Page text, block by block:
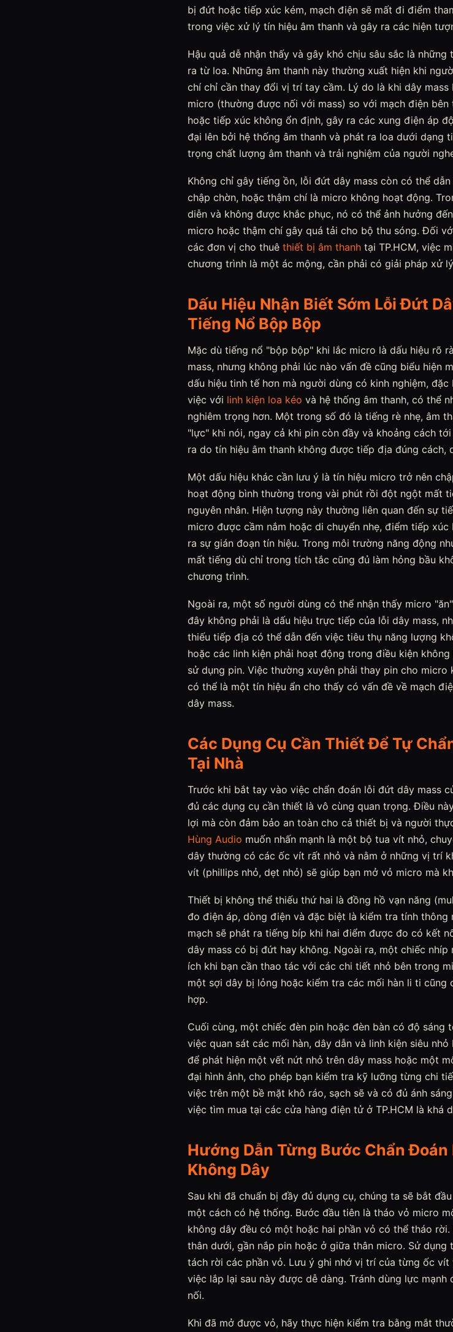
bị đứt hoặc tiếp xúc kém, mạch điện sẽ mất đi điểm
trong việc xử lý tín hiệu âm thanh và gây ra các hiện
Hậu quả dễ nhận thấy và gây khó chịu sâu sắc là
ra từ loa. Những âm thanh này thường xuất hiện khi
chí chỉ cần thay đổi vị trí tay cầm. Lý do là khi dây
micro (thường được nối với mass) so với mạch điện
hoặc tiếp xúc không ổn định, gây ra các xung điện áp
đại lên bởi hệ thống âm thanh và phát ra loa dưới dạng
trọng chất lượng âm thanh và trải nghiệm của người
Không chỉ gây tiếng ồn, lỗi đứt dây mass còn có thể
chập chờn, hoặc thậm chí là micro không hoạt động.
diễn và không được khắc phục, nó có thể ảnh hưởng
micro hoặc thậm chí gây quá tải cho bộ thu sóng. Đối
các đơn vị cho thuê thiết bị âm thanh tại TP.HCM, việc
chương trình là một ác mộng, cần phải có giải pháp xử
Dấu Hiệu Nhận Biết Sớm Lỗi Đứt
Tiếng Nổ Bộp Bộp
Mặc dù tiếng nổ "bộp bộp" khi lắc micro là dấu hiệu rõ
mass, nhưng không phải lúc nào vấn đề cũng biểu hiện
dấu hiệu tinh tế hơn mà người dùng có kinh nghiệm,
việc với linh kiện loa kéo và hệ thống âm thanh, có thể
nghiêm trọng hơn. Một trong số đó là tiếng rè nhẹ, âm
"lực" khi nói, ngay cả khi pin còn đầy và khoảng cách
ra do tín hiệu âm thanh không được tiếp địa đúng cách,
Một dấu hiệu khác cần lưu ý là tín hiệu micro trở nên
hoạt động bình thường trong vài phút rồi đột ngột mất
nguyên nhân. Hiện tượng này thường liên quan đến sự
micro được cầm nắm hoặc di chuyển nhẹ, điểm tiếp
ra sự gián đoạn tín hiệu. Trong môi trường năng động
mất tiếng dù chỉ trong tích tắc cũng đủ làm hỏng bầu
chương trình.
Ngoài ra, một số người dùng có thể nhận thấy micro
đây không phải là dấu hiệu trực tiếp của lỗi dây mass,
thiếu tiếp địa có thể dẫn đến việc tiêu thụ năng lượng
hoặc các linh kiện phải hoạt động trong điều kiện
sử dụng pin. Việc thường xuyên phải thay pin cho
có thể là một tín hiệu ẩn cho thấy có vấn đề về mạch
dây mass.
Các Dụng Cụ Cần Thiết Để Tự
Tại Nhà
Trước khi bắt tay vào việc chẩn đoán lỗi đứt dây mass
đủ các dụng cụ cần thiết là vô cùng quan trọng. Điều
lợi mà còn đảm bảo an toàn cho cả thiết bị và người
Hùng Audio muốn nhấn mạnh là một bộ tua vít nhỏ,
dây thường có các ốc vít rất nhỏ và nằm ở những vị trí
vít (phillips nhỏ, dẹt nhỏ) sẽ giúp bạn mở vỏ micro mà
Thiết bị không thể thiếu thứ hai là đồng hồ vạn năng
đo điện áp, dòng điện và đặc biệt là kiểm tra tính thông
mạch sẽ phát ra tiếng bíp khi hai điểm được đo có kết
dây mass có bị đứt hay không. Ngoài ra, một chiếc
ích khi bạn cần thao tác với các chi tiết nhỏ bên trong
một sợi dây bị lỏng hoặc kiểm tra các mối hàn li ti cũng
hợp.
Cuối cùng, một chiếc đèn pin hoặc đèn bàn có độ
việc quan sát các mối hàn, dây dẫn và linh kiện siêu
để phát hiện một vết nứt nhỏ trên dây mass hoặc một
đại hình ảnh, cho phép bạn kiểm tra kỹ lưỡng từng chi
việc trên một bề mặt khô ráo, sạch sẽ và có đủ ánh
việc tìm mua tại các cửa hàng điện tử ở TP.HCM là khá
Hướng Dẫn Từng Bước Chẩn
Không Dây
Sau khi đã chuẩn bị đầy đủ dụng cụ, chúng ta sẽ bắt
một cách có hệ thống. Bước đầu tiên là tháo vỏ micro
không dây đều có một hoặc hai phần vỏ có thể tháo
thân dưới, gần nắp pin hoặc ở giữa thân micro. Sử
tách rời các phần vỏ. Lưu ý ghi nhớ vị trí của từng ốc
việc lắp lại sau này được dễ dàng. Tránh dùng lực
nối.
Khi đã mở được vỏ, hãy thực hiện kiểm tra bằng mắt